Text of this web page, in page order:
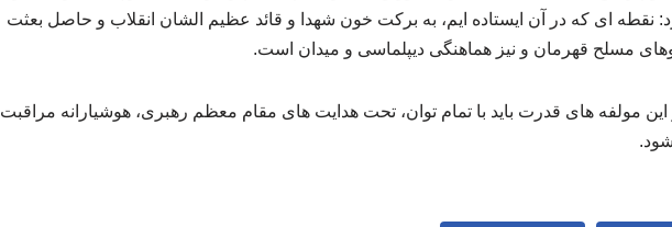
نقطه ای که در آن ایستاده ایم، به برکت خون شهدا و قائد عظیم الشان انقلاب و حاصل بعثت
مسلح قهرمان و نیز هماهنگی دیپلماسی و میدان است.
این مولفه های قدرت باید با تمام توان، تحت هدایت های مقام معظم رهبری، هوشیارانه مراقبت
شود.